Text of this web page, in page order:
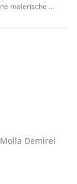
malerische …
Demirel